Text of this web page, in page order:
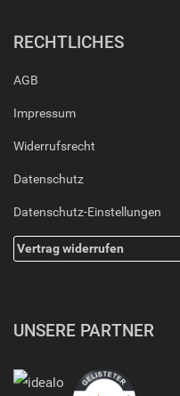
RECHTLICHES
AGB
Impressum
Widerrufsrecht
Datenschutz
Datenschutz-Einstellungen
Vertrag widerrufen
UNSERE PARTNER